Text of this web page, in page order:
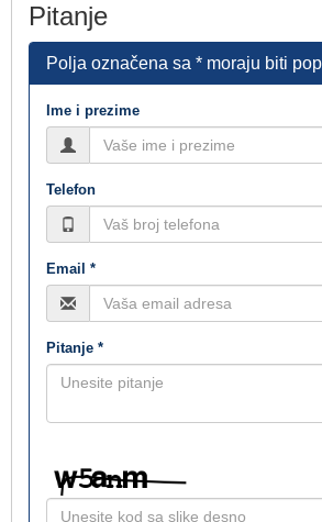
Pitanje
Polja označena sa * moraju biti
Ime i prezime
Telefon
Email *
Pitanje *